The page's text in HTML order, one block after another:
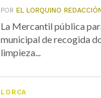
POREL LORQUINO
La Mercantil pública
municipal de recogida
limpieza...
LORCA